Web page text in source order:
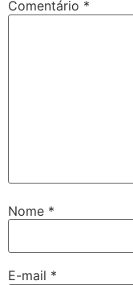
Comentário *
Nome *
E-mail *